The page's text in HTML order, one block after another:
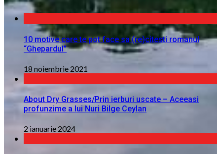
10 motive care te pot face sa (re)citesti romanul
“Ghepardul”
18 noiembrie 2021
About Dry Grasses/Prin ierburi uscate – Aceeasi
profunzime a lui Nuri Bilge Ceylan
2 ianuarie 2024